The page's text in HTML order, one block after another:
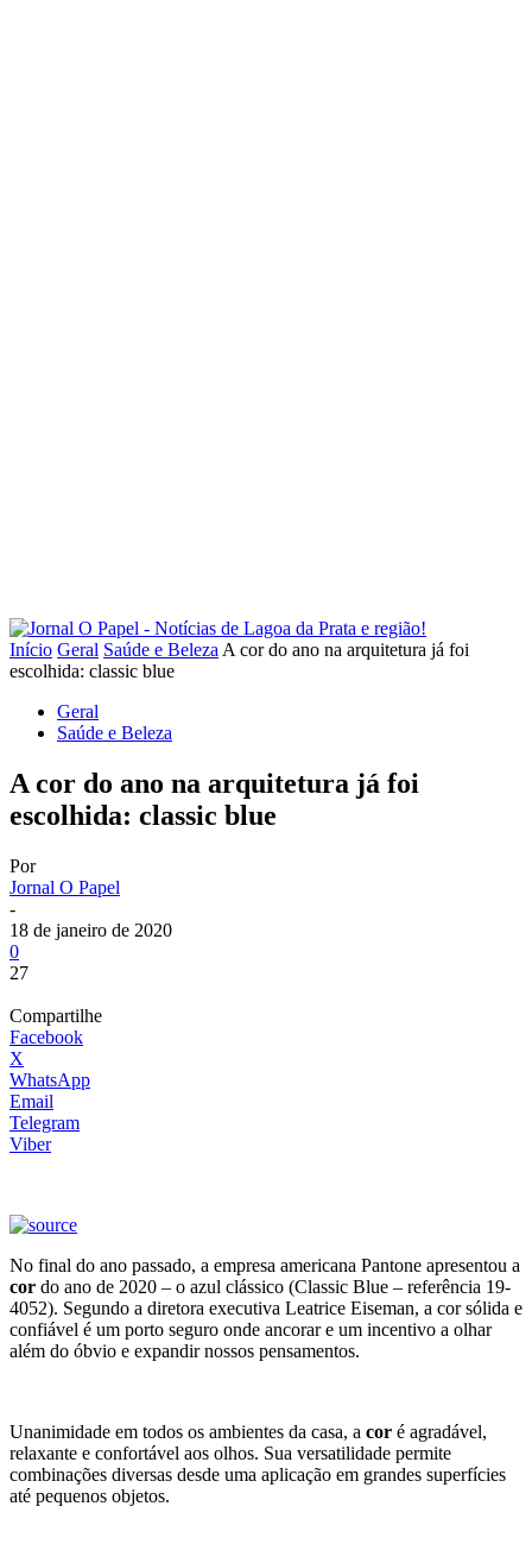
Início Geral Saúde e Beleza A cor do ano na arquitetura já foi
escolhida: classic blue
Geral
Saúde e Beleza
A cor do ano na arquitetura já foi
escolhida: classic blue
Por
Jornal O Papel
-
18 de janeiro de 2020
0
27
Compartilhe
Facebook
X
WhatsApp
Email
Telegram
Viber
No final do ano passado, a empresa americana Pantone apresentou a
cor do ano de 2020 – o azul clássico (Classic Blue – referência 19-
4052). Segundo a diretora executiva Leatrice Eiseman, a cor sólida e
confiável é um porto seguro onde ancorar e um incentivo a olhar
além do óbvio e expandir nossos pensamentos.
Unanimidade em todos os ambientes da casa, a cor é agradável,
relaxante e confortável aos olhos. Sua versatilidade permite
combinações diversas desde uma aplicação em grandes superfícies
até pequenos objetos.